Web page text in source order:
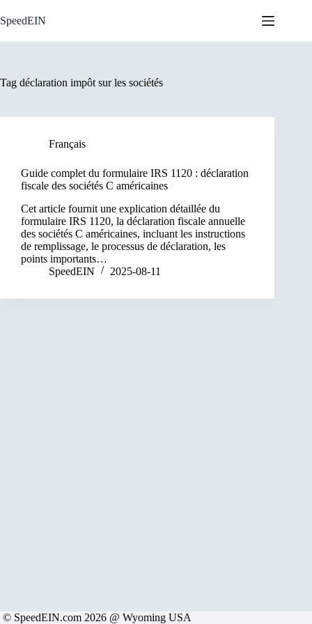
to
content
SpeedEIN
Tag déclaration impôt sur les sociétés
Français
Guide complet du formulaire IRS 1120 : déclaration
fiscale des sociétés C américaines
Cet article fournit une explication détaillée du
formulaire IRS 1120, la déclaration fiscale annuelle
des sociétés C américaines, incluant les instructions
de remplissage, le processus de déclaration, les
points importants…
SpeedEIN
2025-08-11
© SpeedEIN.com 2026 @ Wyoming USA